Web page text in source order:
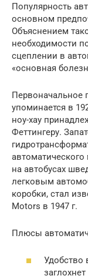
Популярность
основном
Объяснением
необходимости
сцеплении в
«основная
Первоначальное
упоминается в
ноу-хау
Феттингеру.
на автобусах
легковым
коробки, стал
Motors в 1947 г.
Плюсы
Удобство